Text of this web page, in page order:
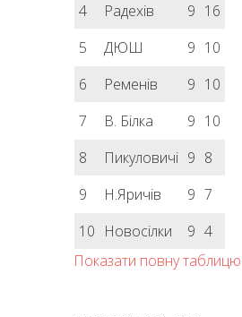
4
Радехів 9 16
5
ДЮШ 9 10
6
Ременів 9 10
7
В. Білка 9 10
8
Пикуловичі 9 8
9
Н.Яричів 9 7
10 Новосілки 9 4
Показати повну таблицю